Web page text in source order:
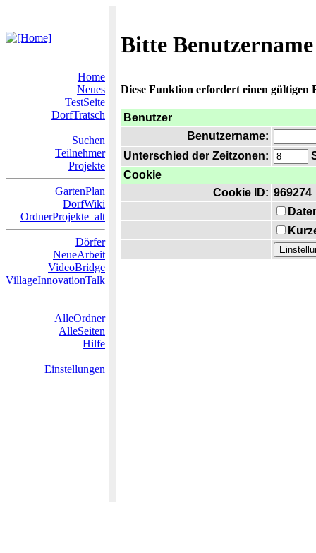
Bitte
Home
Neues
TestSeite
DorfTratsch
Suchen
Teilnehmer
Projekte
GartenPlan
DorfWiki
OrdnerProjekte_alt
Dörfer
NeueArbeit
VideoBridge
VillageInnovationTalk
AlleOrdner
AlleSeiten
Hilfe
Einstellungen
Diese Funktion erfordert einen gültigen
Benutzer
Benutzername:
Unterschied der Zeitzonen:
Cookie
Cookie ID: 969274